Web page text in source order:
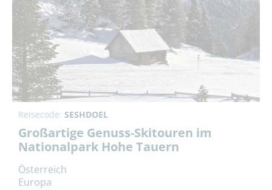
Reisecode: SESHDOEL
Großartige Genuss-Skitouren im
Nationalpark Hohe Tauern
Österreich
Europa